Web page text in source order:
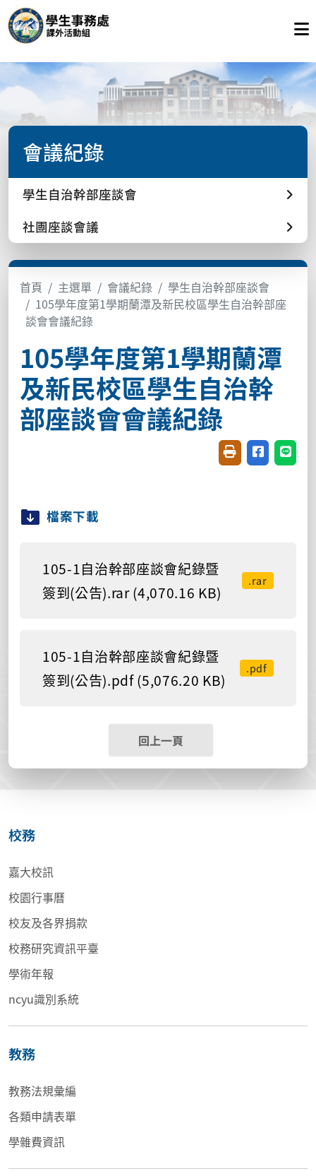
會議紀錄
學生自治幹部座談會
社團座談會議
首頁 主選單 會議紀錄
學生自治幹部座談會
105學年度第1學期蘭潭及新民校區學生自治幹部座
談會會議紀錄
105學年度第1學期蘭潭
及新民校區學生自治幹
部座談會會議紀錄
友善列印(開新視
分享至臉書
分享
檔案下載
105-1自治幹部座談會紀錄暨
簽到(公告).rar (4,070.16 KB)
.rar
105-1自治幹部座談會紀錄暨
簽到(公告).pdf (5,076.20 KB)
.pdf
回上一頁
校務
嘉大校訊
校園行事曆
校友及各界捐款
校務研究資訊平臺
學術年報
ncyu識別系統
教務
教務法規彙編
各類申請表單
學雜費資訊